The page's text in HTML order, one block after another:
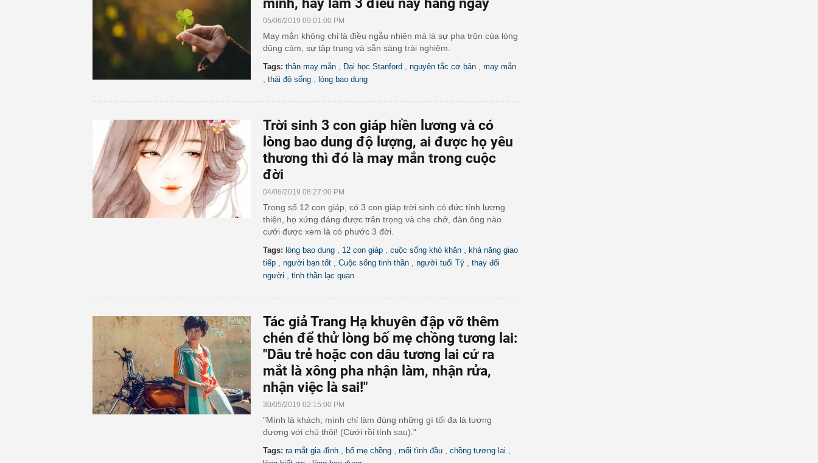
mình, hãy làm 3 điều này hàng ngày
05/06/2019 09:01:00 PM
May mắn không chỉ là điều ngẫu nhiên mà là sự pha trộn của lòng
dũng cảm, sự tập trung và sẵn sàng trải nghiệm.
Tags: thần may mắn Đại học Stanford nguyên tắc cơ bản may mắn
thái độ sống lòng bao dung
Trời sinh 3 con giáp hiền lương và có
lòng bao dung độ lượng, ai được họ yêu
thương thì đó là may mắn trong cuộc
đời
04/06/2019 08:27:00 PM
Trong số 12 con giáp, có 3 con giáp trời sinh có đức tính lương
thiện, họ xứng đáng được trân trọng và che chở, đàn ông nào
cưới được xem là có phước 3 đời.
Tags: lòng bao dung 12 con giáp cuộc sống khó khăn
khả năng giao
tiếp
người bạn tốt Cuộc sống tinh thần người tuổi Tý
thay đổi
người
tinh thần lạc quan
Tác giả Trang Hạ khuyên đập vỡ thêm
chén để thử lòng bố mẹ chồng tương lai:
"Dâu trẻ hoặc con dâu tương lai cứ ra
mắt là xông pha nhận làm, nhận rửa,
nhận việc là sai!"
30/05/2019 02:15:00 PM
"Mình là khách, mình chỉ làm đúng những gì tối đa là tương
đương với chủ thôi! (Cưới rồi tính sau)."
Tags: ra mắt gia đình bố mẹ chồng mối tình đầu chồng tương lai